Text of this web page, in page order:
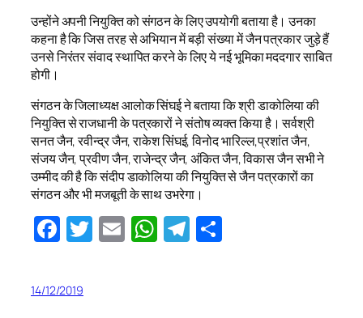
उन्होंने अपनी नियुक्ति को संगठन के लिए उपयोगी बताया है। उनका
कहना है कि जिस तरह से अभियान में बड़ी संख्या में जैन पत्रकार जुड़े हैं
उनसे निरंतर संवाद स्थापित करने के लिए ये नई भूमिका मददगार साबित
होगी।
संगठन के जिलाध्यक्ष आलोक सिंघई ने बताया कि श्री डाकोलिया की
नियुक्ति से राजधानी के पत्रकारों ने संतोष व्यक्त किया है। सर्वश्री
सनत जैन, रवीन्द्र जैन, राकेश सिंघई, विनोद भारिल्ल,प्रशांत जैन,
संजय जैन, प्रवीण जैन, राजेन्द्र जैन, अंकित जैन, विकास जैन सभी ने
उम्मीद की है कि संदीप डाकोलिया की नियुक्ति से जैन पत्रकारों का
संगठन और भी मजबूती के साथ उभरेगा।
Facebook
Twitter
EmailWhatsApp
Telegram
14/12/2019